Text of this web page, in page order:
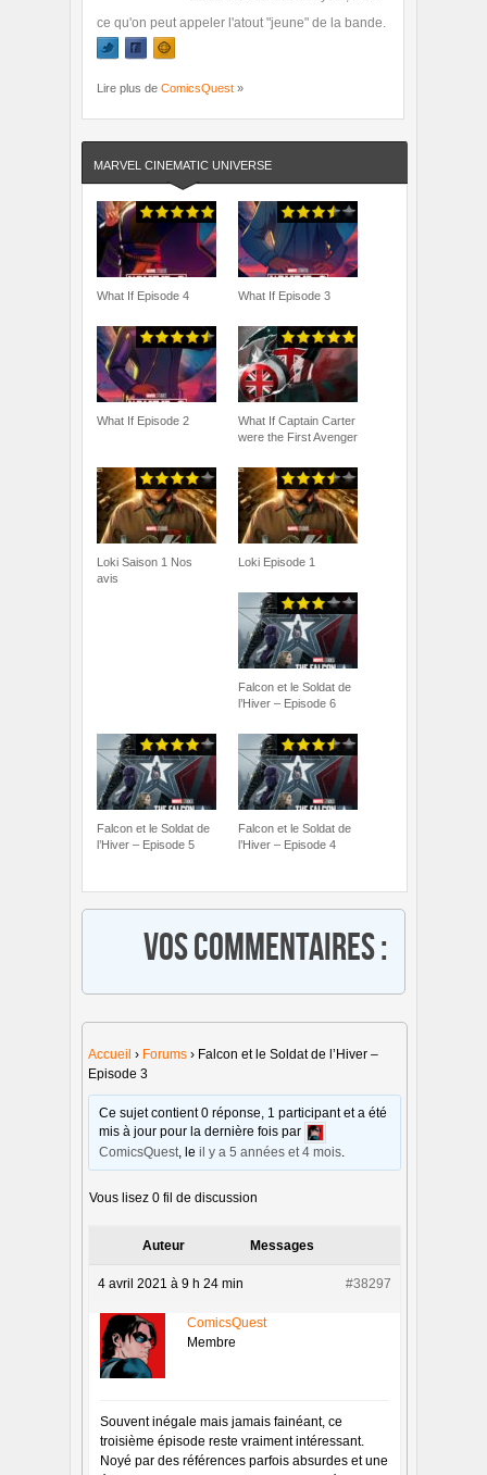
ce qu'on peut appeler l'atout "jeune" de la bande.
Lire plus de ComicsQuest »
MARVEL CINEMATIC UNIVERSE
What If Episode 4 What If Episode 3
What If Episode 2
What If Captain Carter
were the First Avenger
Loki Saison 1 Nos
avis
Loki Episode 1
Falcon et le Soldat de
l’Hiver – Episode 6
Falcon et le Soldat de
l’Hiver – Episode 5
Falcon et le Soldat de
l’Hiver – Episode 4
Vos commentaires :
Accueil › Forums › Falcon et le Soldat de l’Hiver –
Episode 3
Ce sujet contient 0 réponse, 1 participant et a été
mis à jour pour la dernière fois par
ComicsQuest , leil y a 5 années et 4 mois
Vous lisez 0 fil de discussion
Auteur Messages
4 avril 2021 à 9 h 24 min #38297
ComicsQuest
Membre
Souvent inégale mais jamais fainéant, ce
troisième épisode reste vraiment intéressant.
Noyé par des références parfois absurdes et une